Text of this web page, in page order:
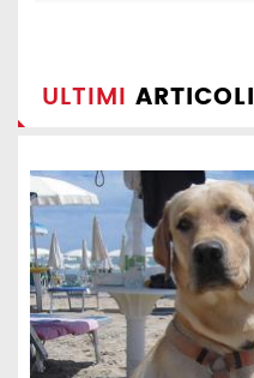
ULTIMI ARTICOLI